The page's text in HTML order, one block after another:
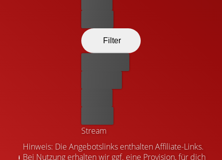
Filter
Stream
Hinweis: Die Angebotslinks enthalten Affiliate-Links.
Bei Nutzung erhalten wir ggf. eine Provision, für dich